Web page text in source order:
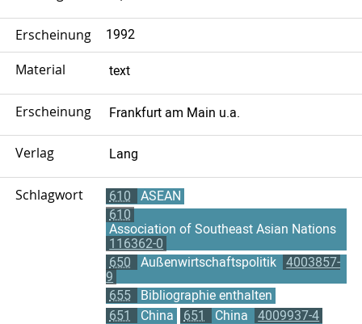
Erscheinungsjahr1992
Material text
ErscheinungsortFrankfurt am Main u.a.
Verlag Lang
Schlagwort 610
ASEAN
610
Association of Southeast Asian Nations
116362-0
650
Außenwirtschaftspolitik
4003857-
9
655
Bibliographie enthalten
651
China 651 China
4009937-4